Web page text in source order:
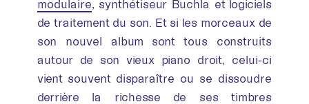
modulaire, synthétiseur Buchla et logiciels
de traitement du son. Et si les morceaux de
son nouvel album sont tous construits
autour de son vieux piano droit, celui-ci
vient souvent disparaître ou se dissoudre
derrière la richesse de ses timbres